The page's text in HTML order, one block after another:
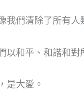
們清除了所有人
和平、和諧和對
大愛。